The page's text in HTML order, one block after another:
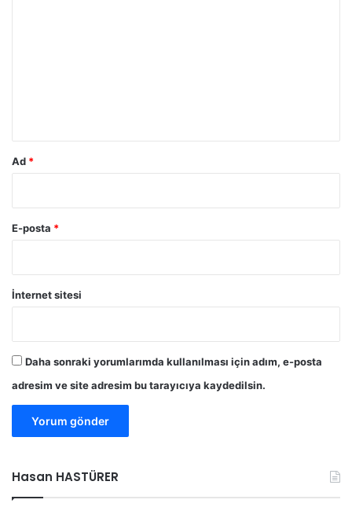
ı
n
a
ü
d
a
a
l
e
i
o
r
Ad *
E-posta *
İnternet sitesi
Daha sonraki yorumlarımda kullanılması için adım, e-posta
adresim ve site adresim bu tarayıcıya kaydedilsin.
Hasan HASTÜRER